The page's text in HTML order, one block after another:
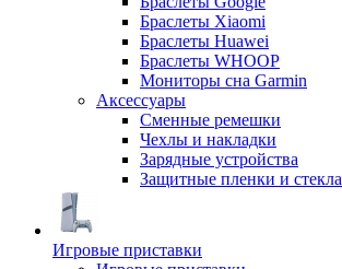
Браслеты Xiaomi
Браслеты Huawei
Браслеты WHOOP
Мониторы сна Garmin
Аксессуары
Сменные ремешки
Чехлы и накладки
Зарядные устройства
Защитные пленки и стекла
Игровые приставки